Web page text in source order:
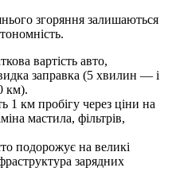
згоряння залишаються
вартість авто,
заправка (5 хвилин — і
км).
1 км пробігу через ціни на
мастила, фільтрів,
подорожує на великі
зарядних